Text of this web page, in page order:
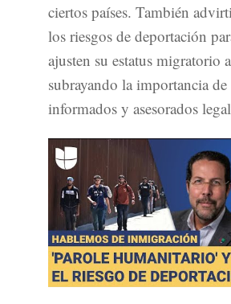
ciertos países. También
los riesgos de deportación
ajusten su estatus migratorio
subrayando la importancia de
informados y asesorados